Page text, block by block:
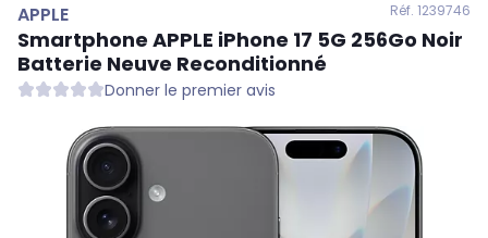
APPLE Réf. 1239746
Smartphone APPLE iPhone 17 5G 256Go Noir
Batterie Neuve Reconditionné
Donner le premier avis